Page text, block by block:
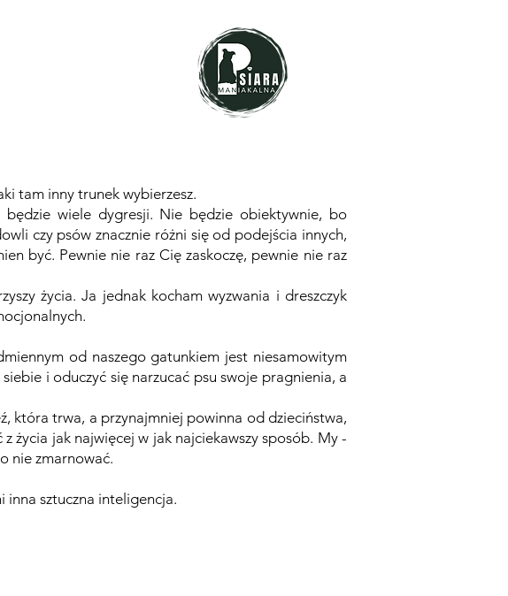
tam inny trunek wybierzesz.
wiele dygresji. Nie będzie obiektywnie, bo
czy psów znacznie różni się od podejścia innych,
być. Pewnie nie raz Cię zaskoczę, pewnie nie raz
życia. Ja jednak kocham wyzwania i dreszczyk
od naszego gatunkiem jest niesamowitym
i oduczyć się narzucać psu swoje pragnienia, a
która trwa, a przynajmniej powinna od dzieciństwa,
życia jak najwięcej w jak najciekawszy sposób. My -
nie zmarnować.
inna sztuczna inteligencja.